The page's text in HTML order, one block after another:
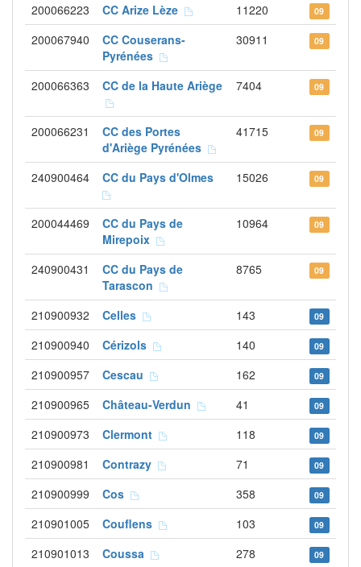
200066223 CC Arize Lèze 11220 09
200067940
CC Couserans-
Pyrénées
30911 09
200066363 CC de la Haute Ariège 7404 09
200066231
CC des Portes
d'Ariège Pyrénées
41715 09
240900464 CC du Pays d'Olmes 15026 09
200044469
CC du Pays de
Mirepoix
10964 09
240900431
CC du Pays de
Tarascon
8765 09
210900932 Celles 143 09
210900940 Cérizols 140 09
210900957 Cescau 162 09
210900965 Château-Verdun 41 09
210900973 Clermont 118 09
210900981 Contrazy 71 09
210900999 Cos 358 09
210901005 Couflens 103 09
210901013 Coussa 278 09